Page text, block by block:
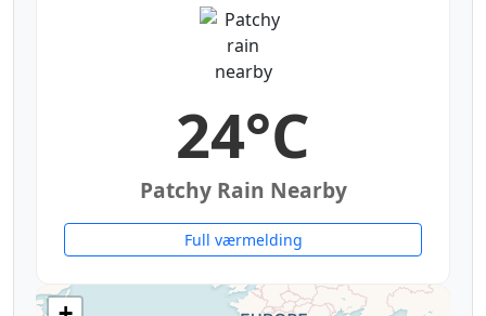
24°C
Patchy Rain Nearby
Full værmelding